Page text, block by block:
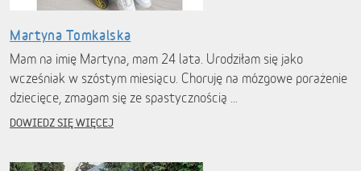
Martyna Tomkalska
Mam na imię Martyna, mam 24 lata. Urodziłam się jako
wcześniak w szóstym miesiącu. Choruję na mózgowe porażenie
dziecięce, zmagam się ze spastycznością …
DOWIEDZ SIĘ WIĘCEJ